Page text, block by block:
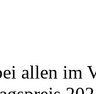
allen im